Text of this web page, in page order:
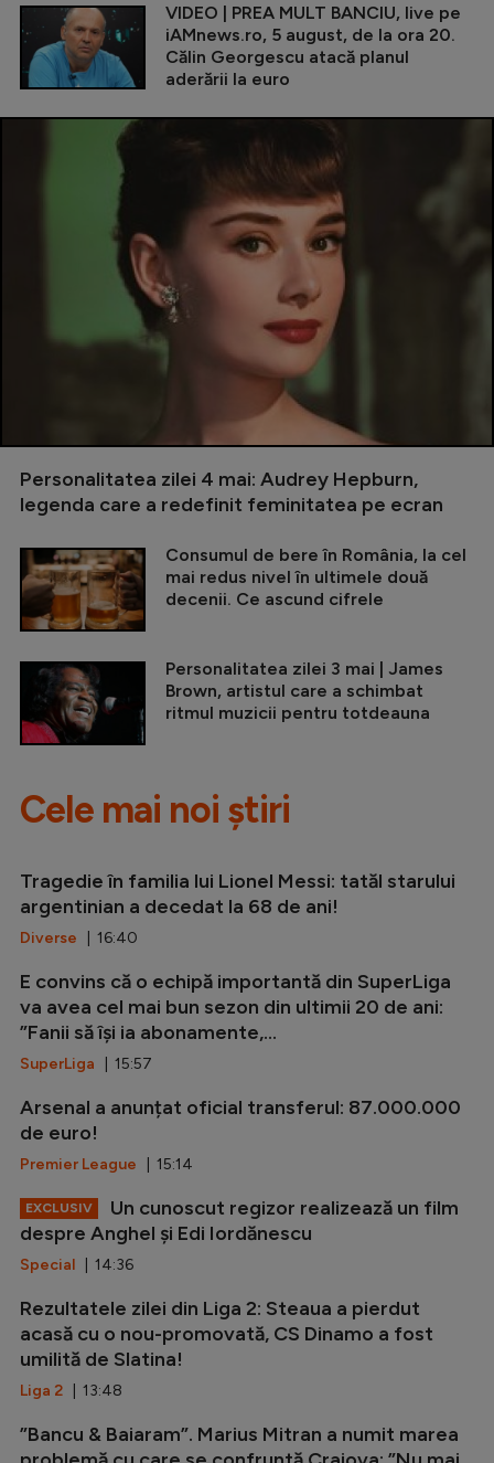
VIDEO | PREA MULT BANCIU, live pe
iAMnews.ro, 5 august, de la ora 20.
Călin Georgescu atacă planul
aderării la euro
Personalitatea zilei 4 mai: Audrey Hepburn,
legenda care a redefinit feminitatea pe ecran
Consumul de bere în România, la cel
mai redus nivel în ultimele două
decenii. Ce ascund cifrele
Personalitatea zilei 3 mai | James
Brown, artistul care a schimbat
ritmul muzicii pentru totdeauna
Cele mai noi știri
Tragedie în familia lui Lionel Messi: tatăl starului
argentinian a decedat la 68 de ani!
Diverse | 16:40
E convins că o echipă importantă din SuperLiga
va avea cel mai bun sezon din ultimii 20 de ani:
”Fanii să își ia abonamente,...
SuperLiga | 15:57
Arsenal a anunțat oficial transferul: 87.000.000
de euro!
Premier League | 15:14
EXCLUSIV
Un cunoscut regizor realizează un film
despre Anghel și Edi Iordănescu
Special | 14:36
Rezultatele zilei din Liga 2: Steaua a pierdut
acasă cu o nou-promovată, CS Dinamo a fost
umilită de Slatina!
Liga 2 | 13:48
”Bancu & Baiaram”. Marius Mitran a numit marea